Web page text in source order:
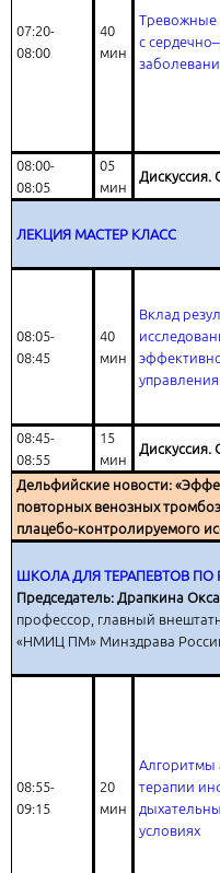
07:20-
08:00
40
мин
Тревожные
с
08:00-
08:05
05
мин
Дискуссия.
ЛЕКЦИЯ МАСТЕР КЛАСС
08:05-
08:45
40
мин
Вклад
управления
08:45-
08:55
15
мин
Дискуссия.
Дельфийские новости:
повторных венозных
плацебо-контролируемого
ШКОЛА ДЛЯ ТЕРАПЕВТОВ
Председатель: Драпкина
профессор, главный
«НМИЦ ПМ» Минздрава
08:55-
09:15
20
мин
Алгоритмы
терапии
условиях